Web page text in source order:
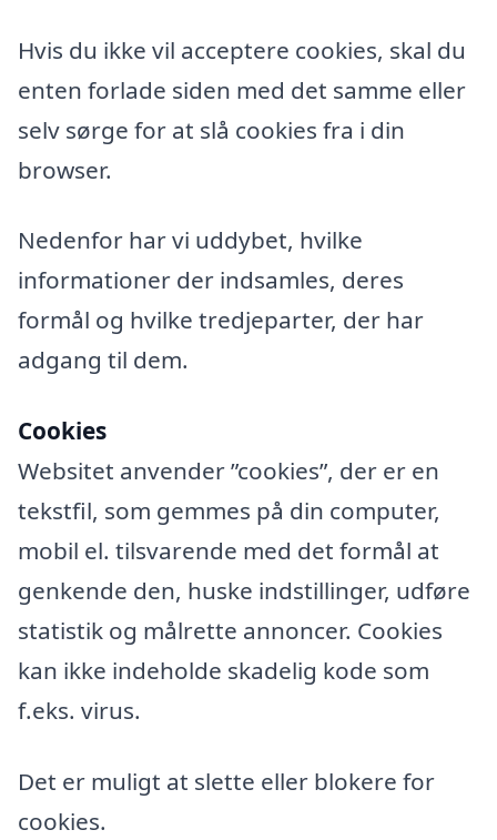
Hvis du ikke vil acceptere cookies, skal du
enten forlade siden med det samme eller
selv sørge for at slå cookies fra i din
browser.
Nedenfor har vi uddybet, hvilke
informationer der indsamles, deres
formål og hvilke tredjeparter, der har
adgang til dem.
Cookies
Websitet anvender ”cookies”, der er en
tekstfil, som gemmes på din computer,
mobil el. tilsvarende med det formål at
genkende den, huske indstillinger, udføre
statistik og målrette annoncer. Cookies
kan ikke indeholde skadelig kode som
f.eks. virus.
Det er muligt at slette eller blokere for
cookies.